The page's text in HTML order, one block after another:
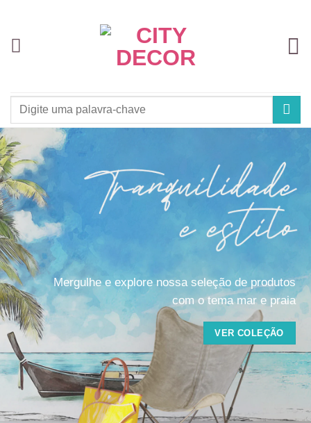
Pesquisar
Mergulhe e explore nossa seleção de produtos
com o tema mar e praia
VER COLEÇÃO